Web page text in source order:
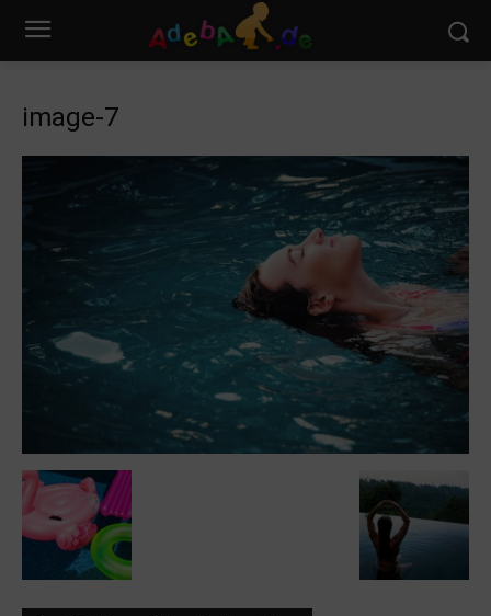
image-7